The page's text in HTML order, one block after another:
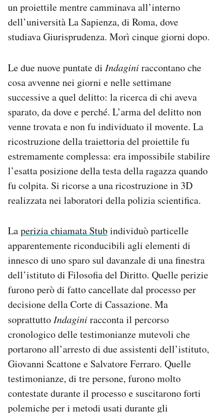
Newsletter
Notifiche mobile
Regala il Post
un proiettile mentre camminava all’interno
dell’università La Sapienza, di Roma, dove
studiava Giurisprudenza. Morì cinque giorni dopo.
Le due nuove puntate di Indaginiraccontano che
cosa avvenne nei giorni e nelle settimane
successive a quel delitto: la ricerca di chi aveva
sparato, da dove e perché. L’arma del delitto non
venne trovata e non fu individuato il movente. La
ricostruzione della traiettoria del proiettile fu
estremamente complessa: era impossibile stabilire
l’esatta posizione della testa della ragazza quando
fu colpita. Si ricorse a una ricostruzione in 3D
realizzata nei laboratori della polizia scientifica.
Laperizia chiamata Stubindividuò particelle
apparentemente riconducibili agli elementi di
innesco di uno sparo sul davanzale di una finestra
dell’istituto di Filosofia del Diritto. Quelle perizie
furono però di fatto cancellate dal processo per
decisione della Corte di Cassazione. Ma
soprattuttoIndaginiracconta il percorso
cronologico delle testimonianze mutevoli che
portarono all’arresto di due assistenti dell’istituto,
Giovanni Scattone e Salvatore Ferraro. Quelle
testimonianze, di tre persone, furono molto
contestate durante il processo e suscitarono forti
polemiche per i metodi usati durante gli